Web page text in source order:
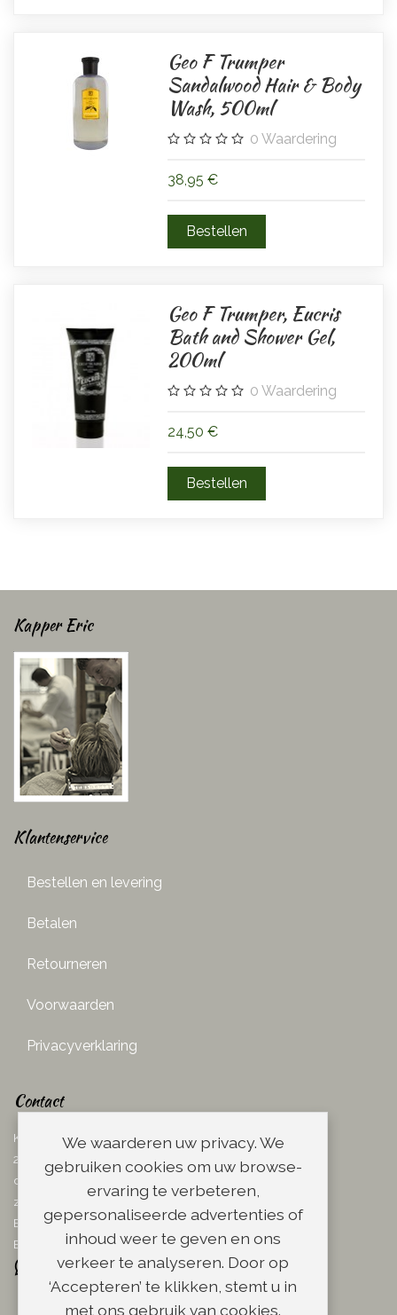
Geo F Trumper
Sandalwood Hair & Body
Wash, 500ml
0 Waardering
38,95 €
Geo F Trumper, Eucris
Bath and Shower Gel,
200ml
0 Waardering
24,50 €
Kapper Eric
Klantenservice
Bestellen en levering
Betalen
Retourneren
Voorwaarden
Privacyverklaring
Contact
Ketelboetersteeg 29
2311 TN Leiden
dins. - vrij. 08.00 - 17.00 uur
zaterdag 08.00 - 13.00 uur
Email:info@scheerwinkel.nl
Bel: 071 - 5128188
We waarderen uw privacy. We
gebruiken cookies om uw browse-
ervaring te verbeteren,
gepersonaliseerde advertenties of
inhoud weer te geven en ons
verkeer te analyseren. Door op
‘Accepteren’ te klikken, stemt u in
met ons gebruik van cookies.